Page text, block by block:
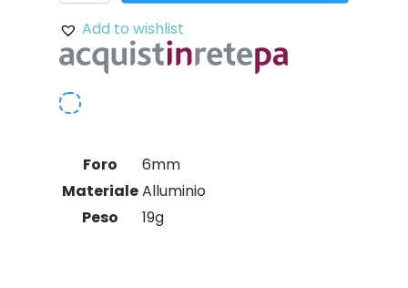
ruota
da
6
quantità
Add to wishlist
Foro
6mm
MaterialeAlluminio
Peso
19g